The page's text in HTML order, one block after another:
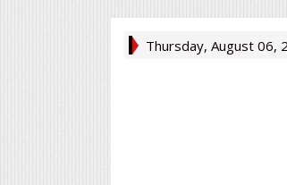
Thursday, August 06,